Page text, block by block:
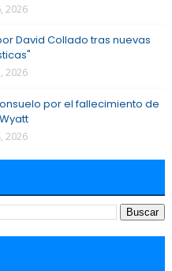
2026
David Collado tras nuevas
2026
por el fallecimiento de
2026